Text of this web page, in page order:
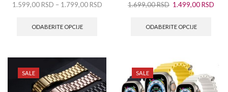
1.599,00 RSD – 1.799,00 RSD
ODABERITE OPCIJE
1.699,00RSD 1.499,00RSD
ODABERITE OPCIJE
SALE SALE